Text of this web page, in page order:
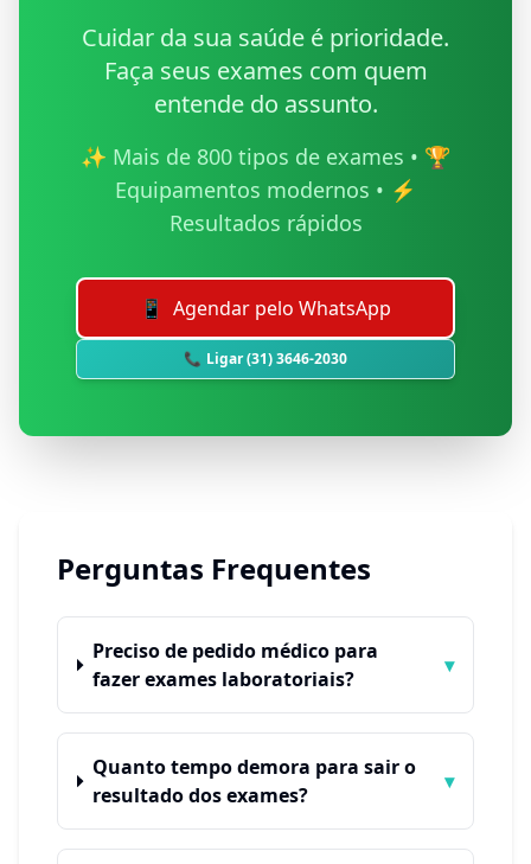
Cuidar da sua saúde é prioridade.
Faça seus exames com quem
entende do assunto.
✨ Mais de 800 tipos de exames • 🏆
Equipamentos modernos • ⚡
Resultados rápidos
📱 Agendar pelo WhatsApp
📞 Ligar(31) 3646-2030
Perguntas Frequentes
Preciso de pedido médico para
fazer exames laboratoriais?
▾
Quanto tempo demora para sair o
resultado dos exames?
▾